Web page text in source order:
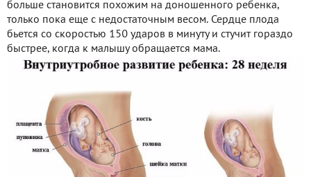
больше становится похожим на доношенного ребенка,
только пока еще с недостаточным весом. Сердце плода
бьется со скоростью 150 ударов в минуту и стучит гораздо
быстрее, когда к малышу обращается мама.